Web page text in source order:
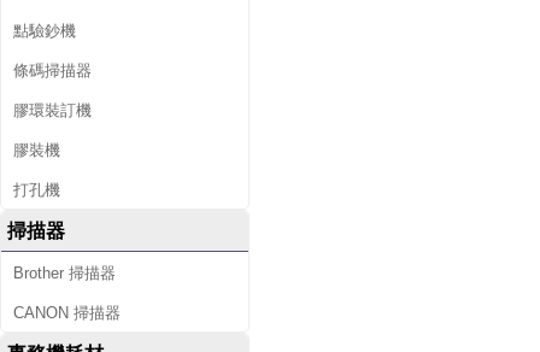
點驗鈔機
條碼掃描器
膠環裝訂機
膠裝機
打孔機
掃描器
Brother 掃描器
CANON 掃描器